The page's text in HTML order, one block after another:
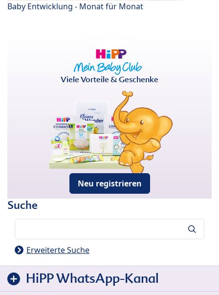
Baby Entwicklung - Monat für Monat
Viele Vorteile & Geschenke
Neu registrieren
Suche
Erweiterte Suche
HiPP WhatsApp-Kanal